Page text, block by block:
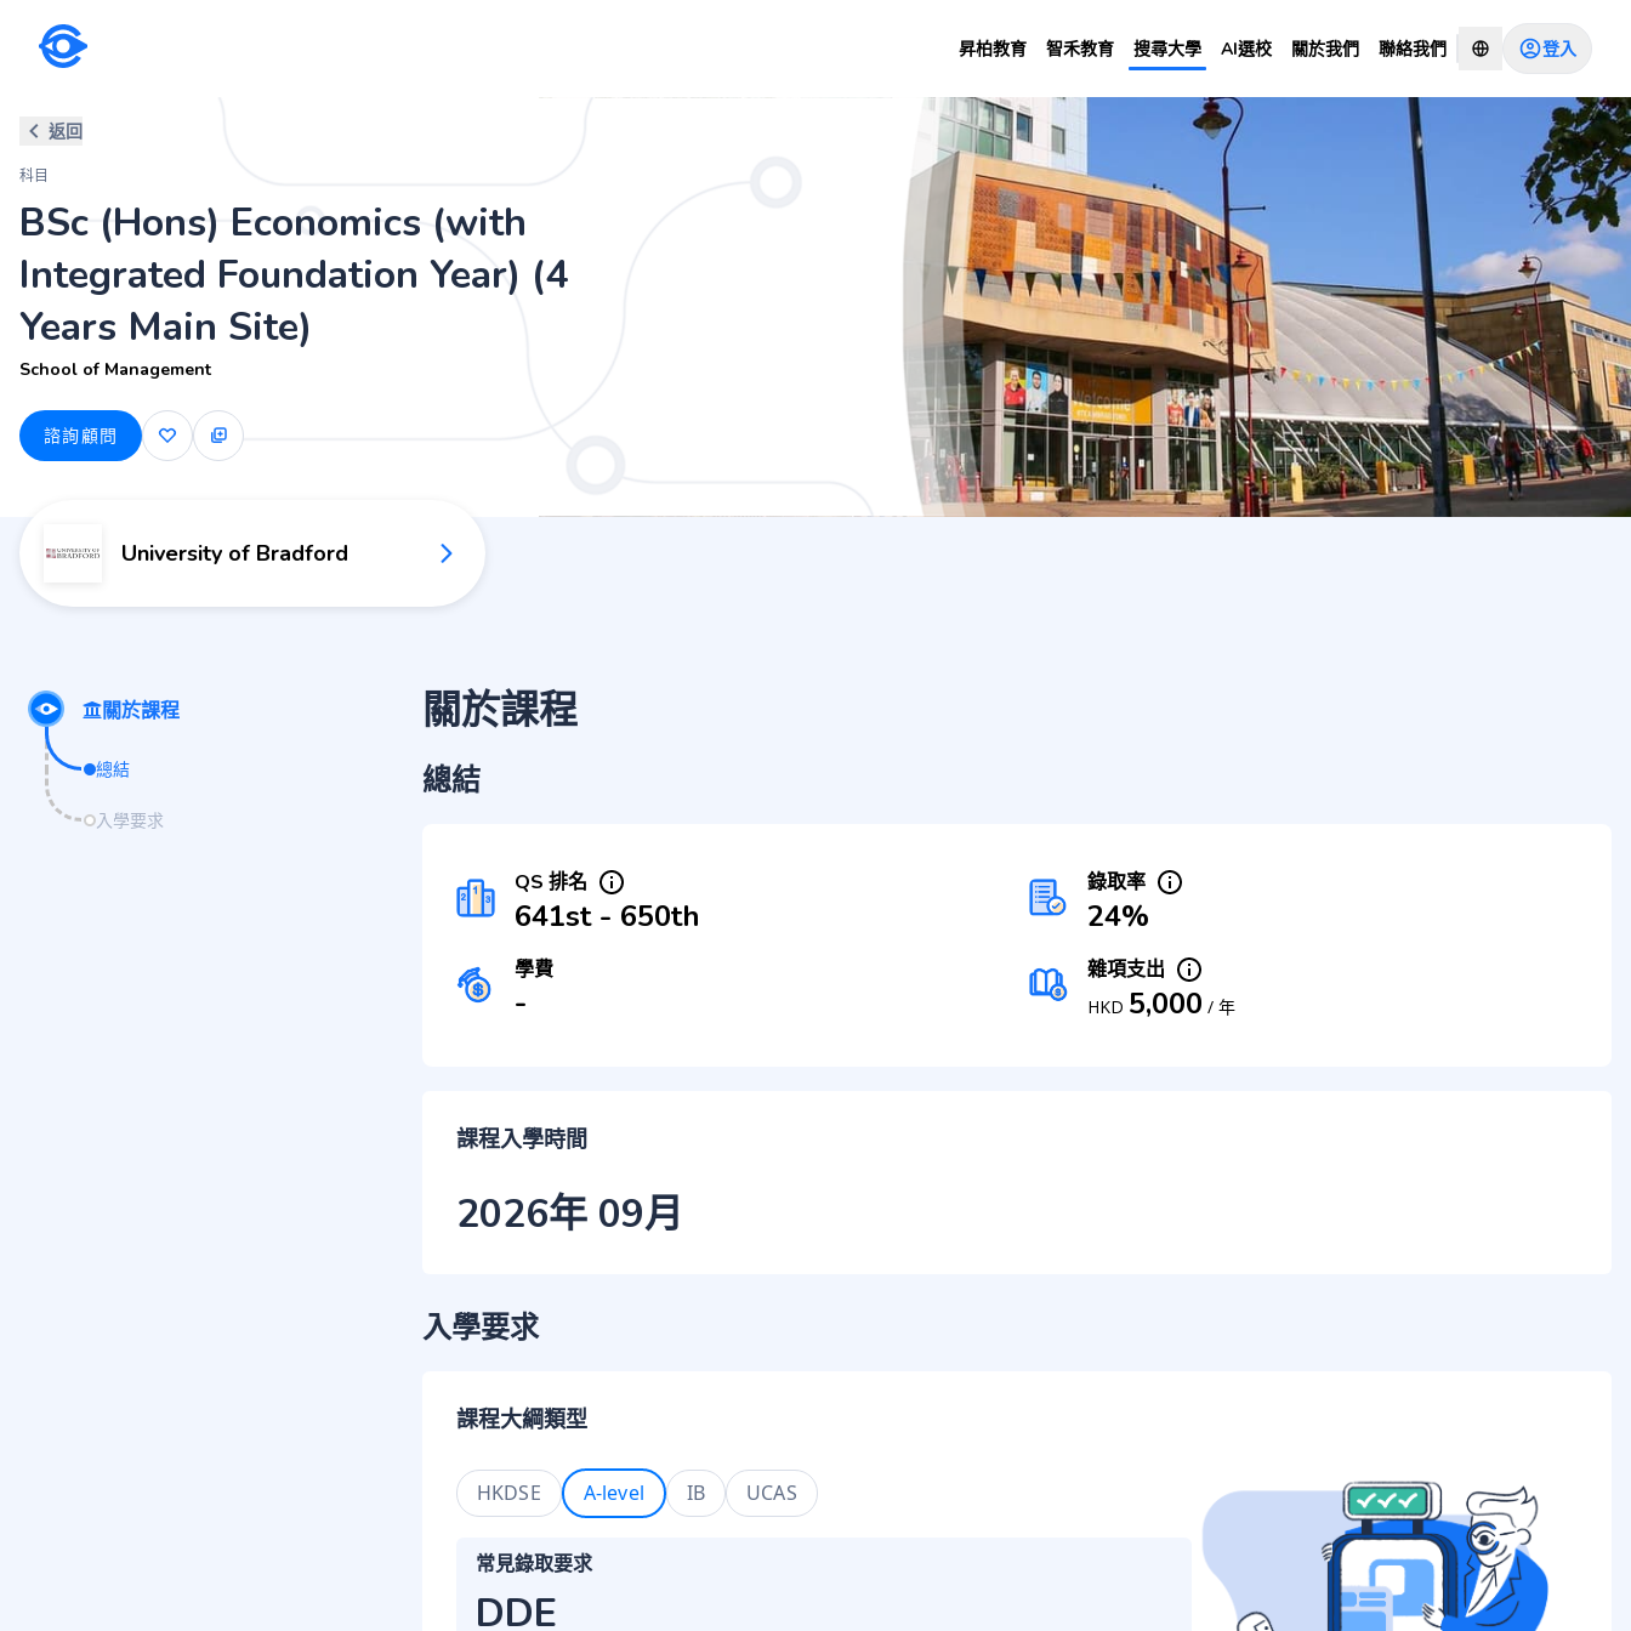
昇柏教育 智禾教育 搜尋大學 AI選校 關於我們 聯絡我們 登入
BSc (Hons) Economics (with Integrated Foundation Year) (4 Years Main Site) 諮詢顧問
返回
科目
BSc (Hons) Economics (with
Integrated Foundation Year) (4
Years Main Site)
School of Management
諮詢顧問
University of Bradford
關於課程
總結
入學要求
關於課程
總結
QS 排名
641st - 650th
錄取率
24%
學費
-
雜項支出
HKD 5,000 /年
課程入學時間
2026年 09月
入學要求
課程大綱類型
HKDSE A-level IB UCAS
常見錄取要求
DDE